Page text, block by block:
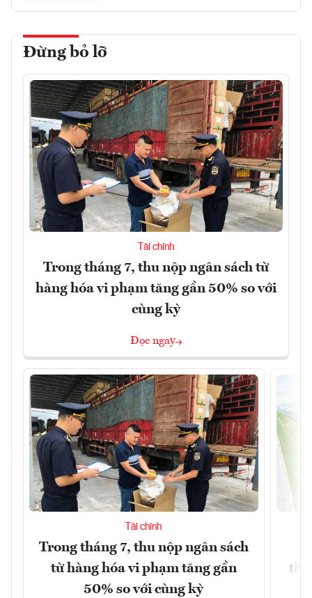
Đừng bỏ lỡ
Tài chính
Trong tháng 7, thu nộp ngân sách từ
hàng hóa vi phạm tăng gần 50% so với
cùng kỳ
Đọc ngay
Tài chính
Trong tháng 7, thu nộp ngân sách
từ hàng hóa vi phạm tăng gần
50% so với cùng kỳ